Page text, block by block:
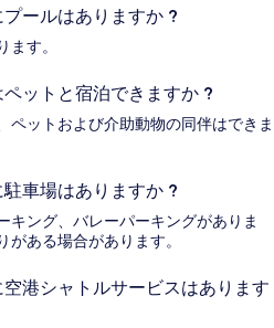
ールはありますか ?
す。
ットと宿泊できますか ?
ペットおよび介助動物の同伴はできま
車場はありますか ?
キング、バレーパーキングがありま
ある場合があります。
港シャトルサービスはあります